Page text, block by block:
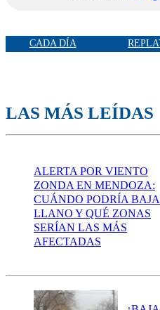
CADA DÍA
LAS MÁS LEÍDAS
ALERTA POR VIENTO
ZONDA EN MENDOZA:
CUÁNDO PODRÍA
LLANO Y QUÉ ZONAS
SERÍAN LAS MÁS
AFECTADAS